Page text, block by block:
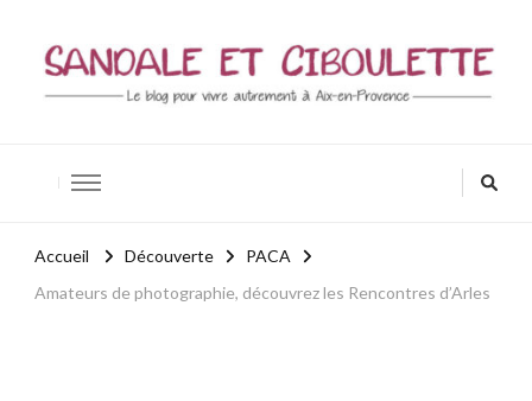
Accueil Découverte
PACA
Amateurs de photographie, découvrez les Rencontres d’Arles